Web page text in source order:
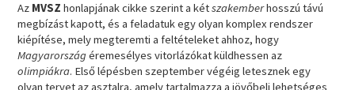
Az MVSZhonlapjának cikke szerint a kétszakemberhosszú távú
megbízást kapott, és a feladatuk egy olyan komplex rendszer
kiépítése, mely megteremti a feltételeket ahhoz, hogy
Magyarországéremesélyes vitorlázókat küldhessen az
olimpiákra. Első lépésben szeptember végéig letesznek egy